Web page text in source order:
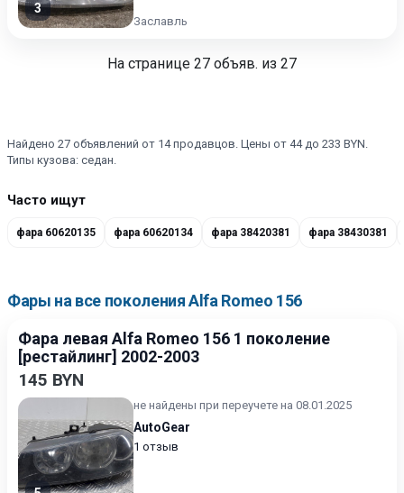
3
Заславль
На странице 27 объяв. из 27
Найдено 27 объявлений от 14 продавцов. Цены от 44 до 233 BYN.
Типы кузова: седан.
Часто ищут
фара 60620135 фара 60620134 фара 38420381 фара 38430381
Фары на все поколения Alfa Romeo 156
Фара левая Alfa Romeo 156 1 поколение
[рестайлинг] 2002-2003
145 BYN
не найдены при переучете на 08.01.2025
AutoGear
1 отзыв